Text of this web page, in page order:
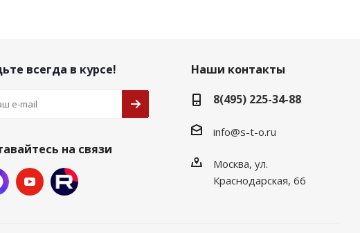
всегда в курсе!
на связи
Наши контакты
8(495) 225-34-88
info@s-t-o.ru
Москва, ул.
Краснодарская, 66